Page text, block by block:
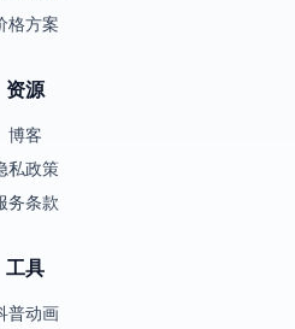
格方案
资源
博客
私政策
务条款
工具
普动画